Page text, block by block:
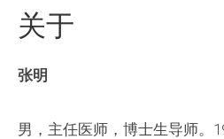
关于
张明
男，主任医师，博士生导师。